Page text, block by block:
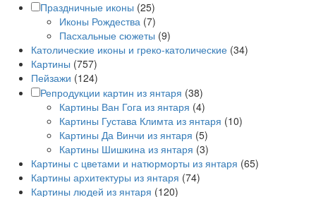
Праздничные иконы (25)
Иконы Рождества (7)
Пасхальные сюжеты (9)
Католические иконы и греко-католические (34)
Картины (757)
Пейзажи (124)
Репродукции картин из янтаря (38)
Картины Ван Гога из янтаря (4)
Картины Густава Климта из янтаря (10)
Картины Да Винчи из янтаря (5)
Картины Шишкина из янтаря (3)
Картины с цветами и натюрморты из янтаря (65)
Картины архитектуры из янтаря (74)
Картины людей из янтаря (120)